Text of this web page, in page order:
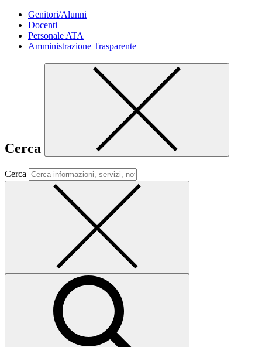
Genitori/Alunni
Docenti
Personale ATA
Amministrazione Trasparente
Cerca
Cerca